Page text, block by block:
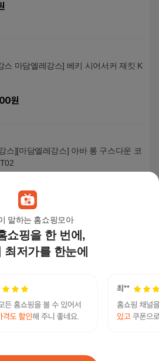
말하는 홈쇼핑모아
쇼핑을 한 번에,
최저가를 한눈에
스 마담엘레강스] 베키 시어서커 재킷 K
원
스][마담엘레강스] 아바 롱 구스다운 코
스 마담엘레강스] 에스더 레이스 자켓 K
스 마담엘레강스] 네오 체크 재킷 K231